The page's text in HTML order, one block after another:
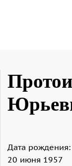
Дата рождения:
20 июня 1957